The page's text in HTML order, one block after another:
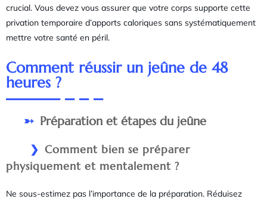
crucial. Vous devez vous assurer que votre corps supporte cette
privation temporaire d’apports caloriques sans systématiquement
mettre votre santé en péril.
Comment réussir un jeûne de 48
heures ?
Préparation et étapes du jeûne
Comment bien se préparer
physiquement et mentalement ?
Ne sous-estimez pas l’importance de la préparation. Réduisez